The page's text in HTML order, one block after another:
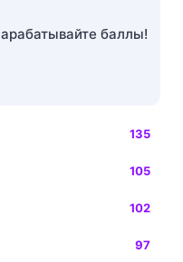
баллы!
135
105
102
97